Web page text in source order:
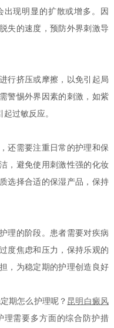
现明显的扩散或增多。因
失的速度，预防外界刺激导
挤压或摩擦，以免引起局
警惕外界因素的刺激，如紫
过敏反应。
需要注重日常的护理和保
，避免使用刺激性强的化妆
选择合适的保湿产品，保持
的阶段。患者需要对疾病
度焦虑和压力，保持乐观的
，为稳定期的护理创造良好
期怎么护理呢？ 昆明白癜风
理需要多方面的综合防护措